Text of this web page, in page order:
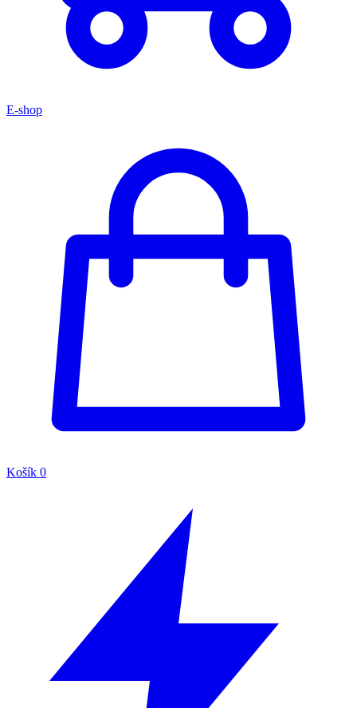
E-shop
Košík 0